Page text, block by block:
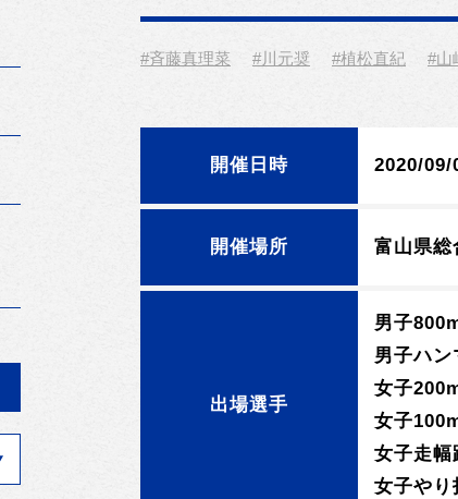
#斉藤真理菜 #川元奨 #植松直紀 #山
開催日時 2020/09/
開催場所 富山県総
出場選手
男子
男子ハ
女子
女子
女子走
女子や